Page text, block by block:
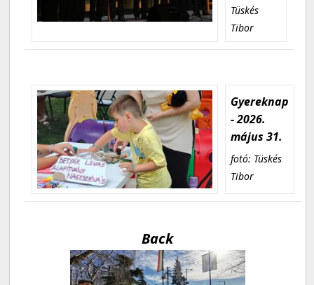
Tüskés
Tibor
Gyereknap
- 2026.
május 31.
fotó: Tüskés
Tibor
Back